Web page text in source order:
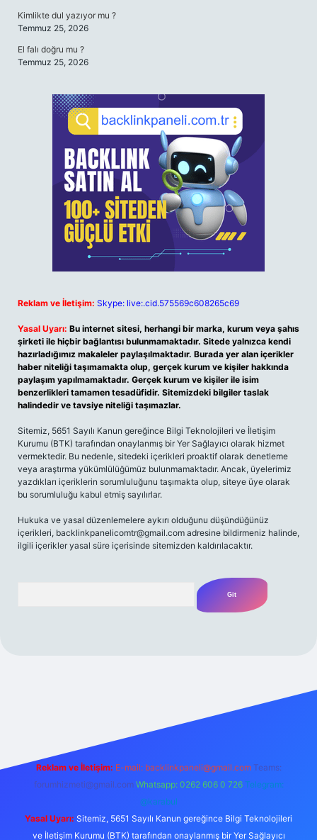
Kimlikte dul yazıyor mu ?
Temmuz 25, 2026
El falı doğru mu ?
Temmuz 25, 2026
Reklam ve İletişim: Skype: live:.cid.575569c608265c69
Yasal Uyarı: Bu internet sitesi, herhangi bir marka, kurum veya şahıs
şirketi ile hiçbir bağlantısı bulunmamaktadır. Sitede yalnızca kendi
hazırladığımız makaleler paylaşılmaktadır. Burada yer alan içerikler
haber niteliği taşımamakta olup, gerçek kurum ve kişiler hakkında
paylaşım yapılmamaktadır. Gerçek kurum ve kişiler ile isim
benzerlikleri tamamen tesadüfidir. Sitemizdeki bilgiler taslak
halindedir ve tavsiye niteliği taşımazlar.
Sitemiz, 5651 Sayılı Kanun gereğince Bilgi Teknolojileri ve İletişim
Kurumu (BTK) tarafından onaylanmış bir Yer Sağlayıcı olarak hizmet
vermektedir. Bu nedenle, sitedeki içerikleri proaktif olarak denetleme
veya araştırma yükümlülüğümüz bulunmamaktadır. Ancak, üyelerimiz
yazdıkları içeriklerin sorumluluğunu taşımakta olup, siteye üye olarak
bu sorumluluğu kabul etmiş sayılırlar.
Hukuka ve yasal düzenlemelere aykırı olduğunu düşündüğünüz
içerikleri, backlinkpanelicomtr@gmail.com adresine bildirmeniz halinde,
ilgili içerikler yasal süre içerisinde sitemizden kaldırılacaktır.
Reklam ve İletişim: E-mail: backlinkpaneli@gmail.com Teams:
forumhizmeti@gmail.com Whatsapp: 0262 606 0 726 Telegram:
@karabul
Yasal Uyarı: Sitemiz, 5651 Sayılı Kanun gereğince Bilgi Teknolojileri
ve İletişim Kurumu (BTK) tarafından onaylanmış bir Yer Sağlayıcı